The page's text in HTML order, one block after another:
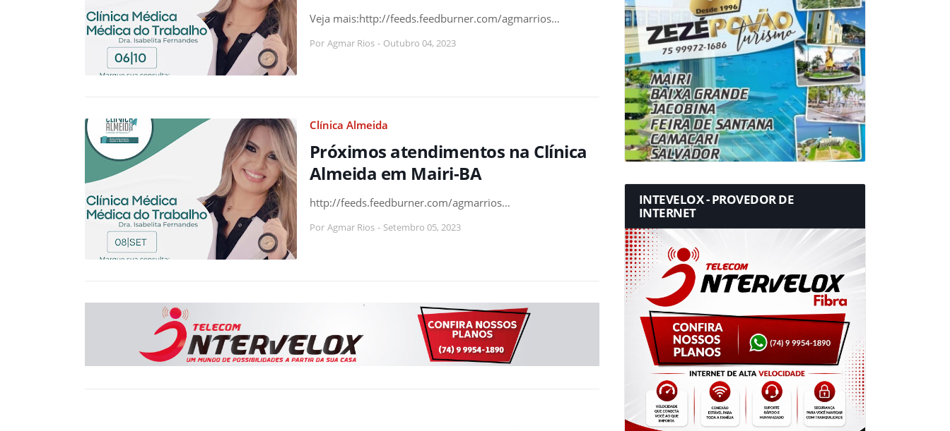
Veja mais:http://feeds.feedburner.com/agmarrios…
Por Agmar Rios - Outubro 04, 2023
Clínica Almeida
Próximos atendimentos na Clínica
Almeida em Mairi-BA
http://feeds.feedburner.com/agmarrios…
Por Agmar Rios - Setembro 05, 2023
INTEVELOX - PROVEDOR DE
INTERNET